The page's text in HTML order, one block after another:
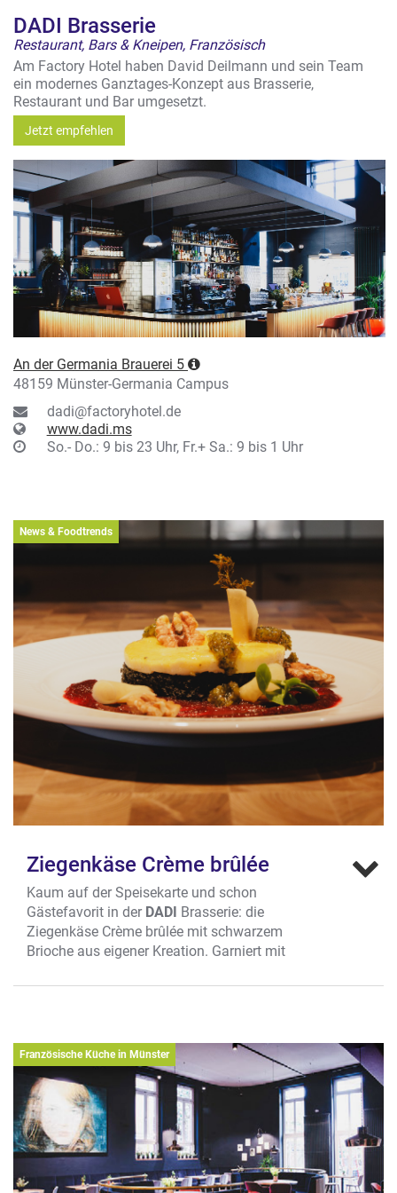
DADI Brasserie
Restaurant, Bars & Kneipen, Französisch
Am Factory Hotel haben David Deilmann und sein Team
ein modernes Ganztages-Konzept aus Brasserie,
Restaurant und Bar umgesetzt.
Jetzt empfehlen
An der Germania Brauerei 5
48159 Münster-Germania Campus
dadi@factoryhotel.de
www.dadi.ms
So.- Do.: 9 bis 23 Uhr, Fr.+ Sa.: 9 bis 1 Uhr
News & Foodtrends
Ziegenkäse Crème brûlée
Kaum auf der Speisekarte und schon
Gästefavorit in der DADI Brasserie: die
Ziegenkäse Crème brûlée mit schwarzem
Brioche aus eigener Kreation. Garniert mit
Fruchtspiegel gelingt ein formidables
Gaumen der Gäste begeistert.
Französische Küche in Münster